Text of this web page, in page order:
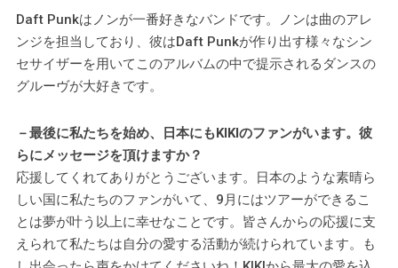
Daft Punkはノンが一番好きなバンドです。ノンは曲のアレ
ンジを担当しており、彼はDaft Punkが作り出す様々なシン
セサイザーを用いてこのアルバムの中で提示されるダンスの
グルーヴが大好きです。
－最後に私たちを始め、日本にもKIKIのファンがいます。彼
らにメッセージを頂けますか？
応援してくれてありがとうございます。日本のような素晴ら
しい国に私たちのファンがいて、9月にはツアーができるこ
とは夢が叶う以上に幸せなことです。皆さんからの応援に支
えられて私たちは自分の愛する活動が続けられています。も